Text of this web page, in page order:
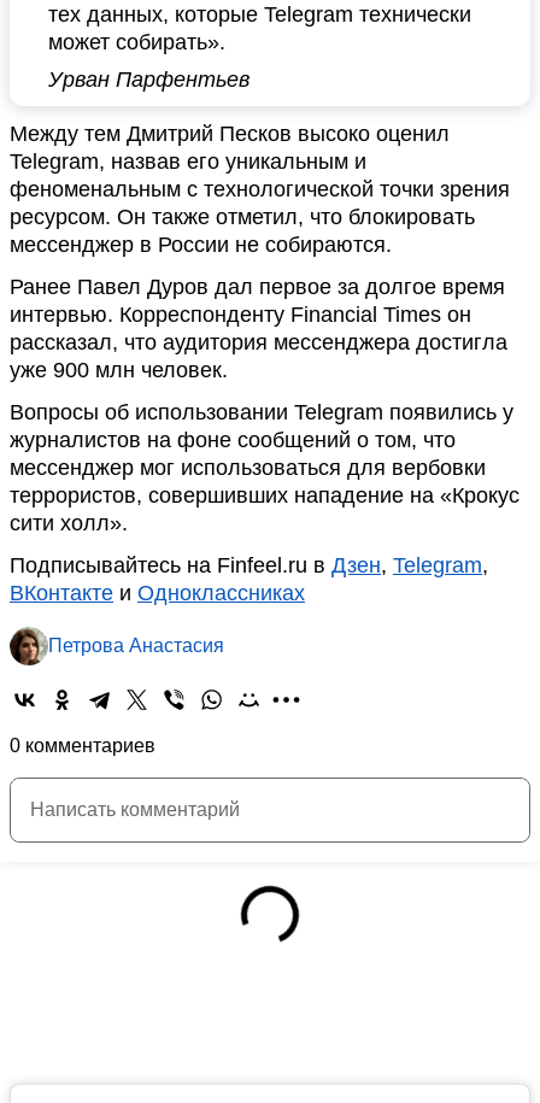
тех данных, которые Telegram технически
может собирать».
Урван Парфентьев
Между тем Дмитрий Песков высоко оценил
Telegram, назвав его уникальным и
феноменальным с технологической точки зрения
ресурсом. Он также отметил, что блокировать
мессенджер в России не собираются.
Ранее Павел Дуров дал первое за долгое время
интервью. Корреспонденту Financial Times он
рассказал, что аудитория мессенджера достигла
уже 900 млн человек.
Вопросы об использовании Telegram появились у
журналистов на фоне сообщений о том, что
мессенджер мог использоваться для вербовки
террористов, совершивших нападение на «Крокус
сити холл».
Подписывайтесь на Finfeel.ru в Дзен, Telegram,
ВКонтакте и Одноклассниках
Петрова Анастасия
0 комментариев